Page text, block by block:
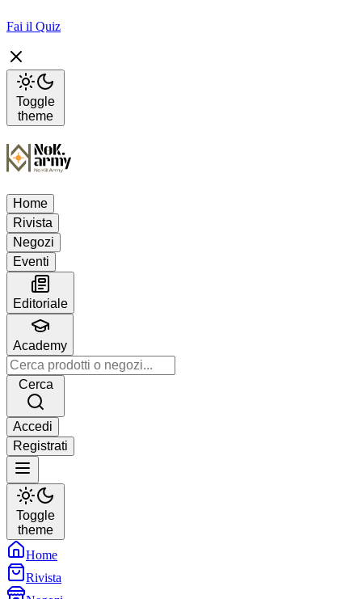
Fai il Quiz
Toggle
theme
Home
Rivista
Negozi
Eventi
Editoriale
Academy
Accedi
Registrati
Toggle
theme
Home
Rivista